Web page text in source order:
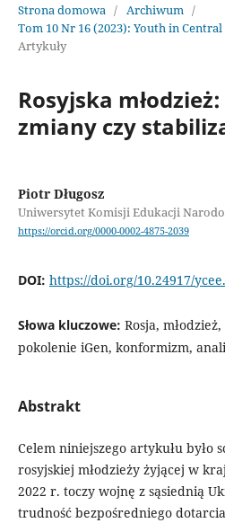
Strona domowa / Archiwum /
Tom 10 Nr 16 (2023): Youth in
Artykuły
Rosyjska
zmiany czy
Piotr Długosz
Uniwersytet Komisji Edukacji
https://orcid.org/0000-0002-4875-2039
DOI: https://doi.org/10.24917/
Słowa kluczowe: Rosja,
pokolenie iGen, konformizm,
Abstrakt
Celem niniejszego artykułu było
rosyjskiej młodzieży żyjącej w
2022 r. toczy wojnę z sąsiednią
trudność bezpośredniego